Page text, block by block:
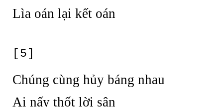
Lìa oán lại kết oán
[5]
Chúng cùng hủy báng nhau
Ai nấy thốt lời sân